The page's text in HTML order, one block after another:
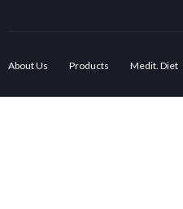
About Us Products Medit. Diet